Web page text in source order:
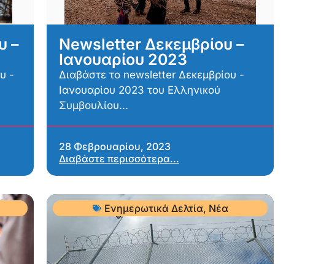
–
-
Newsletter Δεκεμβρίου –
Ιανουαρίου 2023
Διαβάστε το newsletter Δεκεμβρίου -
Ιανουαρίου 2023 του Ελληνικού
Συμβουλίου...
28 Φεβρουαρίου, 2023
Διαβάστε περισσότερα...
Ενημερωτικά Δελτία, Νέα